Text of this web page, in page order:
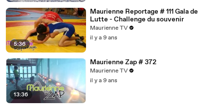
5:36
Maurienne Reportage # 111 Gala de
Lutte - Challenge du souvenir
Maurienne TV
il y a 9 ans
13:36
Maurienne Zap # 372
Maurienne TV
il y a 9 ans